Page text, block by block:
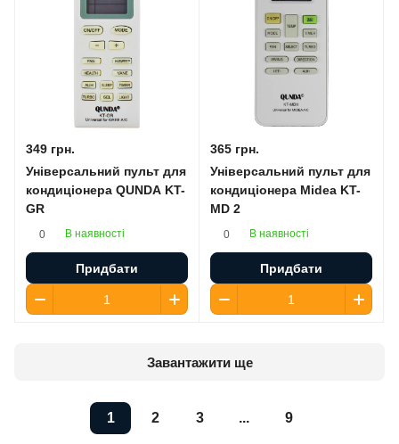
349 грн.
Універсальний пульт для
кондиціонера QUNDA KT-
GR
0 В наявності
Придбати
365 грн.
Універсальний пульт для
кондиціонера Midea KT-
MD 2
0 В наявності
Придбати
Завантажити ще
1 2 3 ... 9